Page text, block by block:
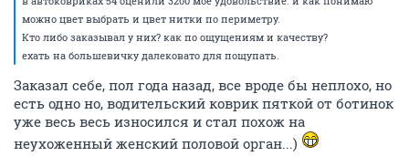
можно цвет выбрать и цвет нитки по периметру.
Кто либо заказывал у них? как по ощущениям и качеству?
ехать на большевичку далековато для пощупать.
Заказал себе, пол года назад, все вроде бы неплохо, но
есть одно но, водительский коврик пяткой от ботинок
уже весь весь износился и стал похож на
неухоженный женский половой орган...)